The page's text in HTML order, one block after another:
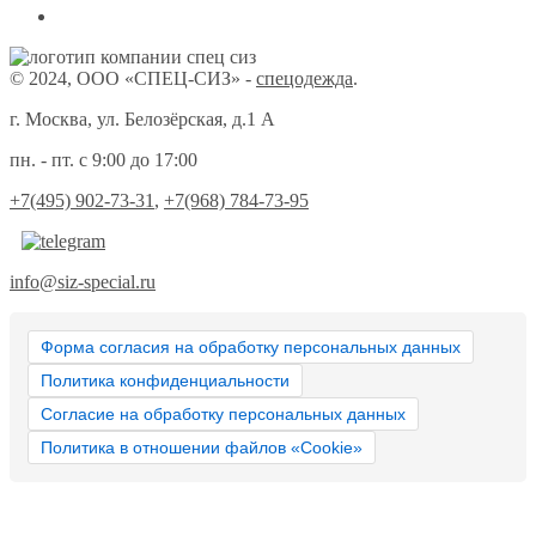
© 2024, ООО «СПЕЦ-СИЗ» - спецодежда.
г. Москва, ул. Белозёрская, д.1 А
пн. - пт. с 9:00 до 17:00
+7(495) 902-73-31 , +7(968) 784-73-95
info@siz-special.ru
Форма согласия на обработку персональных данных
Политика конфиденциальности
Согласие на обработку персональных данных
Политика в отношении файлов «Cookie»